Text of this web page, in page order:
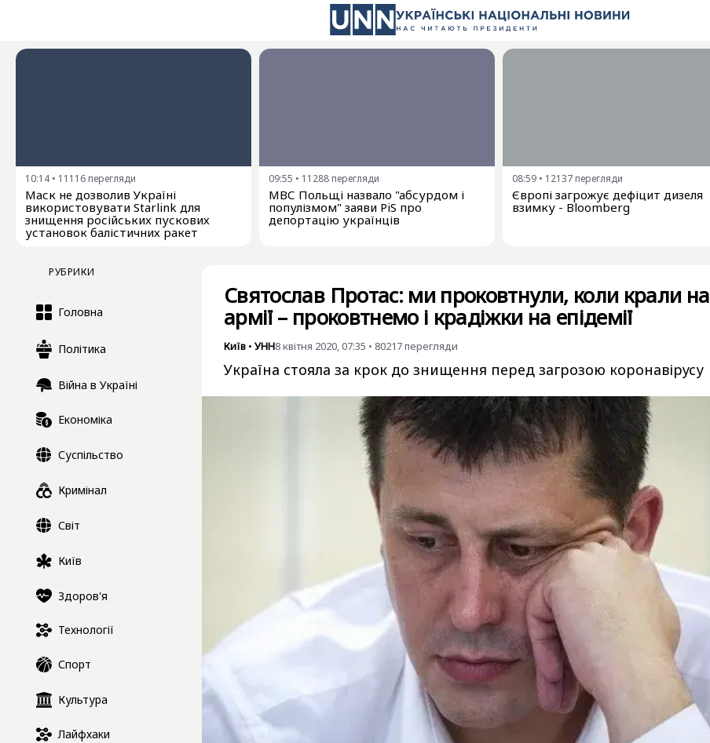
10:14 • 11116 перегляди
Маск не дозволив Україні
використовувати Starlink для
знищення російських пускових
установок балістичних ракет
09:55 • 11288 перегляди
МВС Польщі назвало "абсурдом і
популізмом" заяви PiS про
депортацію українців
08:59 • 12137 перегляди
Європі загрожує дефіцит дизеля
взимку - Bloomberg
РУБРИКИ
Головна
Політика
Війна в Україні
Економіка
Суспільство
Кримінал
Світ
Київ
Здоров'я
Технології
Спорт
Культура
Лайфхаки
Святослав Протас: ми проковтнули, коли крали на
армії – проковтнемо і крадіжки на епідемії
Київ • УНН8 квітня 2020, 07:35 • 80217перегляди
Україна стояла за крок до знищення перед загрозою коронавірусу